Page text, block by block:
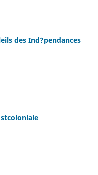
des Ind?pendances